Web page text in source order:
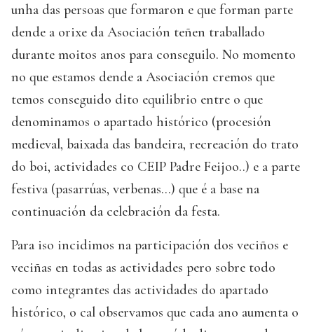
unha das persoas que formaron e que forman parte
dende a orixe da Asociación teñen traballado
durante moitos anos para conseguilo. No momento
no que estamos dende a Asociación cremos que
temos conseguido dito equilibrio entre o que
denominamos o apartado histórico (procesión
medieval, baixada das bandeira, recreación do trato
do boi, actividades co CEIP Padre Feijoo..) e a parte
festiva (pasarrúas, verbenas...) que é a base na
continuación da celebración da festa.
Para iso incidimos na participación dos veciños e
veciñas en todas as actividades pero sobre todo
como integrantes das actividades do apartado
histórico, o cal observamos que cada ano aumenta o